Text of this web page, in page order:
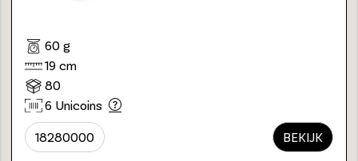
60 g
19 cm
80
6 Unicoins
18280000 BEKIJK